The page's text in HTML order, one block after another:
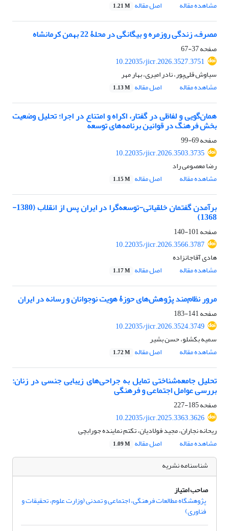
مشاهده مقاله اصل مقاله 1.21 M
مصرف، زندگی روزمره و بیگانگی در محلۀ 22 بهمن کرمانشاه
صفحه37-67
10.22035/jicr.2026.3527.3751
سیاوش قلی‌پور، نادر امیری، بهار مهر
مشاهده مقاله
اصل مقاله 1.13 M
همان‌گویی و لفاظی در گفتار، اکراه و امتناع در اجرا؛ تحلیل وضعیت
بخش فرهنگ در قوانین برنامه‌های توسعه
صفحه69-99
10.22035/jicr.2026.3503.3735
رضا معصومی راد
مشاهده مقاله
اصل مقاله 1.15 M
برآمدن گفتمان خلقیاتی-‌توسعه‌گرا در ایران پس از انقلاب (1380-
1368)
صفحه101-140
10.22035/jicr.2026.3566.3787
هادی آقاجانزاده
مشاهده مقاله
اصل مقاله 1.17 M
مرور نظام‌مند پژوهش‌های حوزۀ هویت نوجوانان و رسانه در ایران
صفحه141-183
10.22035/jicr.2026.3524.3749
سمیه بکشلو، حسن بشیر
مشاهده مقاله
اصل مقاله 1.72 M
تحلیل جامعه‌شناختی تمایل به جراحی‌های زیبایی جنسی در زنان:
بررسی عوامل اجتماعی و فرهنگی
صفحه185-227
10.22035/jicr.2025.3363.3626
ریحانه نجاران، مجید فولادیان، تکتم نماینده جورابچی
مشاهده مقاله
اصل مقاله 1.09 M
شناسنامه نشریه
صاحب امتیاز
پژوهشگاه مطالعات فرهنگی، اجتماعی و تمدنی (وزارت علوم، تحقیقات و
فناوری)